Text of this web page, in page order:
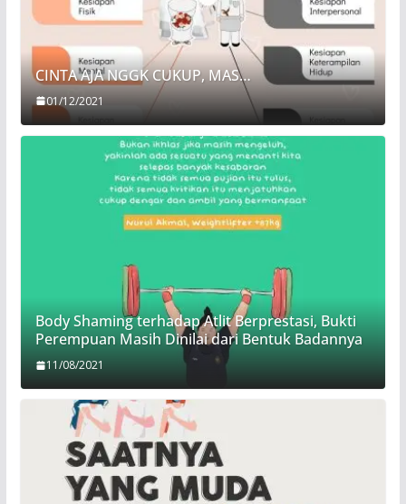
CINTA AJA NGGK CUKUP, MAS…
01/12/2021
Body Shaming terhadap Atlit Berprestasi, Bukti
Perempuan Masih Dinilai dari Bentuk Badannya
11/08/2021